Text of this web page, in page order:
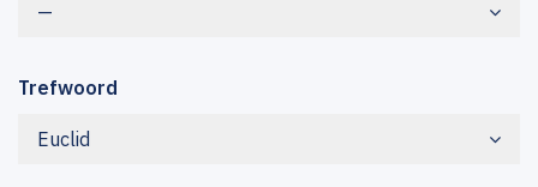
—
Trefwoord
Euclid